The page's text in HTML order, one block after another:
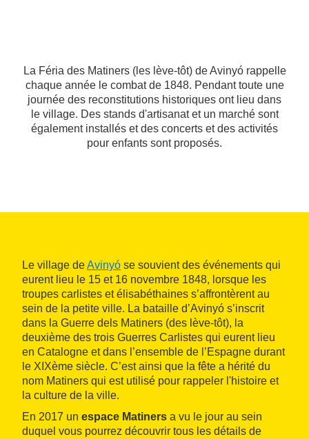
La Féria des Matiners (les lève-tôt) de Avinyó rappelle
chaque année le combat de 1848. Pendant toute une
journée des reconstitutions historiques ont lieu dans
le village. Des stands d'artisanat et un marché sont
également installés et des concerts et des activités
pour enfants sont proposés.
Le village deAvinyó se souvient des événements qui
eurent lieu le 15 et 16 novembre 1848, lorsque les
troupes carlistes et élisabéthaines s’affrontèrent au
sein de la petite ville. La bataille d’Avinyó s’inscrit
dans la Guerre dels Matiners (des lève-tôt), la
deuxième des trois Guerres Carlistes qui eurent lieu
en Catalogne et dans l’ensemble de l’Espagne durant
le XIXème siècle. C’est ainsi que la fête a hérité du
nom Matiners qui est utilisé pour rappeler l'histoire et
la culture de la ville.
En 2017 un espace Matiners a vu le jour au sein
duquel vous pourrez découvrir tous les détails de